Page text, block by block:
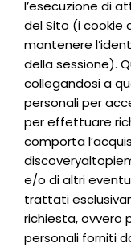
l’esecuzione di
del Sito (i
mantenere
della sessione).
collegandosi a
personali per
per effettuare
comporta
e/o di altri
trattati
richiesta, ovvero
personali forniti